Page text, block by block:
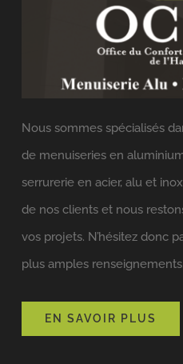
Nous sommes spécialisés
de menuiseries en
serrurerie en acier, alu et
de nos clients et nous
vos projets. N’hésitez donc
plus amples renseignements.
EN SAVOIR PLUS